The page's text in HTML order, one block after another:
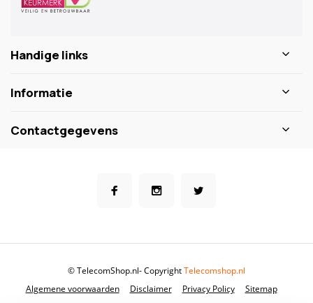
Handige links
Informatie
Contactgegevens
Algemene voorwaarden Disclaimer Privacy Policy Sitemap
© TelecomShop.nl- CopyrightTelecomshop.nl